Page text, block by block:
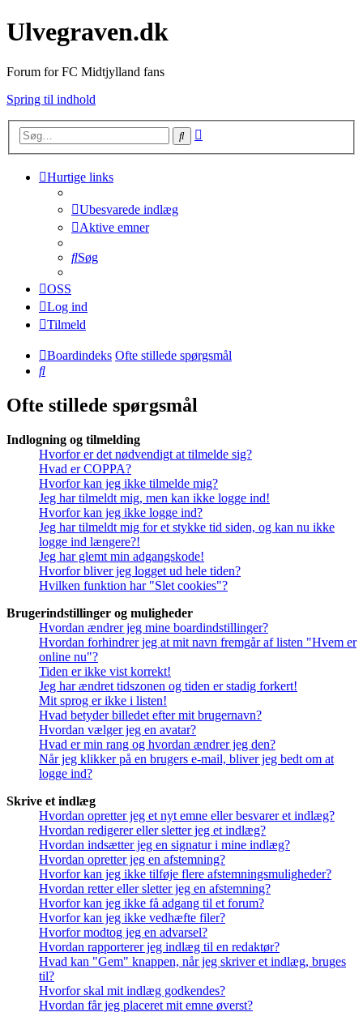
Ulvegraven.dk
Forum for FC Midtjylland fans
Spring til indhold
Søg
Hurtige links
Ubesvarede indlæg
Aktive emner
Søg
OSS
Log ind
Tilmeld
Boardindeks Ofte stillede spørgsmål
Søg
Ofte stillede spørgsmål
Indlogning og tilmelding
Hvorfor er det nødvendigt at tilmelde sig?
Hvad er COPPA?
Hvorfor kan jeg ikke tilmelde mig?
Jeg har tilmeldt mig, men kan ikke logge ind!
Hvorfor kan jeg ikke logge ind?
Jeg har tilmeldt mig for et stykke tid siden, og kan nu ikke
logge ind længere?!
Jeg har glemt min adgangskode!
Hvorfor bliver jeg logget ud hele tiden?
Hvilken funktion har "Slet cookies"?
Brugerindstillinger og muligheder
Hvordan ændrer jeg mine boardindstillinger?
Hvordan forhindrer jeg at mit navn fremgår af listen "Hvem er
online nu"?
Tiden er ikke vist korrekt!
Jeg har ændret tidszonen og tiden er stadig forkert!
Mit sprog er ikke i listen!
Hvad betyder billedet efter mit brugernavn?
Hvordan vælger jeg en avatar?
Hvad er min rang og hvordan ændrer jeg den?
Når jeg klikker på en brugers e-mail, bliver jeg bedt om at
logge ind?
Skrive et indlæg
Hvordan opretter jeg et nyt emne eller besvarer et indlæg?
Hvordan redigerer eller sletter jeg et indlæg?
Hvordan indsætter jeg en signatur i mine indlæg?
Hvordan opretter jeg en afstemning?
Hvorfor kan jeg ikke tilføje flere afstemningsmuligheder?
Hvordan retter eller sletter jeg en afstemning?
Hvorfor kan jeg ikke få adgang til et forum?
Hvorfor kan jeg ikke vedhæfte filer?
Hvorfor modtog jeg en advarsel?
Hvordan rapporterer jeg indlæg til en redaktør?
Hvad kan "Gem" knappen, når jeg skriver et indlæg, bruges
til?
Hvorfor skal mit indlæg godkendes?
Hvordan får jeg placeret mit emne øverst?